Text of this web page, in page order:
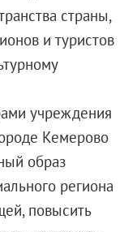
билетов
о проблеме
страны,
и туристов
учреждения
Кемерово
образ
региона
повысить